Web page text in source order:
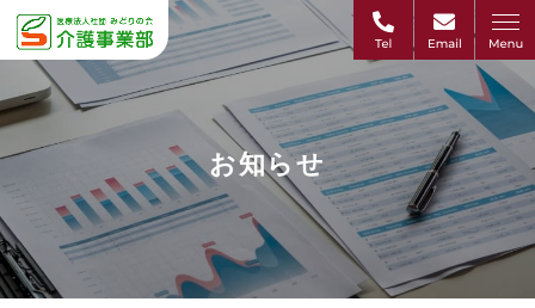
お知らせ